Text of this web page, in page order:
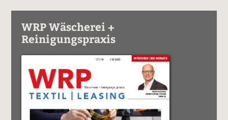
WRP Wäscherei +
Reinigungspraxis